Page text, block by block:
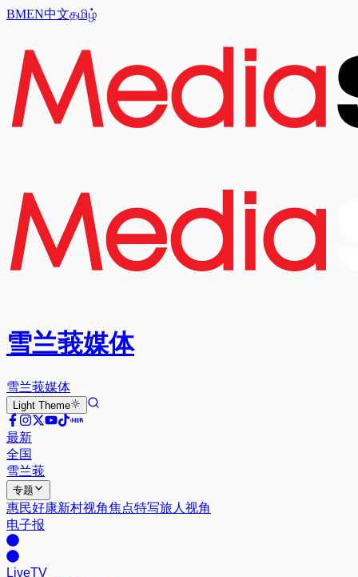
BMEN中文தமிழ்
雪兰莪媒体
雪兰莪媒体
Light Theme
最新
全国
雪兰莪
专题
惠民好康新村视角焦点特写旅人视角
电子报
LiveTV